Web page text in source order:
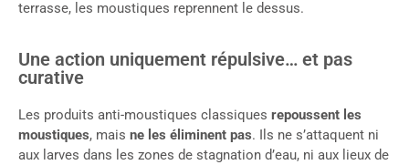
terrasse, les moustiques reprennent le dessus.
Une action uniquement répulsive… et pas
curative
Les produits anti-moustiques classiques repoussent les
moustiques, mais ne les éliminent pas. Ils ne s’attaquent ni
aux larves dans les zones de stagnation d’eau, ni aux lieux de